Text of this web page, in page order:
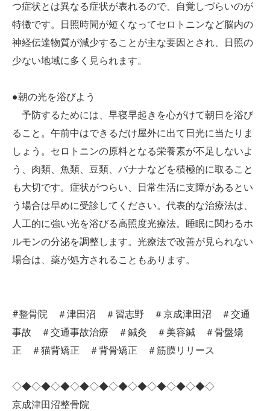
つ症状とは異なる症状が表れるので、自覚しづらいのが
特徴です。日照時間が短くなってセロトニンなど脳内の
神経伝達物質が減少することが主な要因とされ、日照の
少ない地域に多く見られます。
●朝の光を浴びよう
予防するためには、早寝早起きを心がけて朝日を浴び
ること。午前中はできるだけ屋外に出て日光に当たりま
しょう。セロトニンの原料となる栄養素が不足しないよ
う、肉類、魚類、豆類、バナナなどを積極的に取ること
も大切です。症状がつらい、日常生活に支障があるとい
う場合は早めに受診してください。代表的な治療法は、
人工的に強い光を浴びる高照度光療法。睡眠に関わるホ
ルモンの分泌を調整します。光療法で改善が見られない
場合は、薬が処方されることもあります。
#整骨院 ＃津田沼 ＃習志野 ＃京成津田沼 ＃交通
事故 ＃交通事故治療 ＃鍼灸 ＃美容鍼 ＃骨盤矯
正 ＃猫背矯正 ＃背骨矯正 ＃筋膜リリース
◇◆◇◆◇◆◇◆◇◆◇◆◇◆◇◆◇◆◇◆◇
京成津田沼整骨院